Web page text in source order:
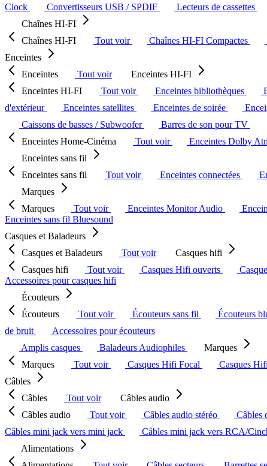
Clock
Convertisseurs USB / SPDIF Lecteurs de cassettes
Chaînes HI-FI
Chaînes HI-FI
Tout voir Chaînes HI-FI Compactes
Enceintes
Enceintes
Tout voir
Enceintes HI-FI
Enceintes HI-FI
Tout voir Enceintes bibliothèques
d'extérieur
Enceintes satellites Enceintes de soirée
Caissons de basses / Subwoofer
Barres de son pour TV
Enceintes Home-Cinéma
Tout voir Enceintes Dolby
Enceintes sans fil
Enceintes sans fil
Tout voir Enceintes connectées
Marques
Marques
Tout voir Enceintes Monitor Audio
Enceintes sans fil Bluesound
Casques et Baladeurs
Casques et Baladeurs
Tout voir
Casques hifi
Casques hifi
Tout voir Casques Hifi ouverts
Accessoires pour casques hifi
Écouteurs
Écouteurs
Tout voir Écouteurs sans fil Écouteurs
de bruit
Accessoires pour écouteurs
Amplis casques
Baladeurs Audiophiles
Marques
Marques
Tout voir Casques Hifi Focal Casques
Câbles
Câbles
Tout voir
Câbles audio
Câbles audio
Tout voir Câbles audio stéréo Câbles
Câbles mini jack vers mini jack
Câbles mini jack vers RCA/
Alimentations